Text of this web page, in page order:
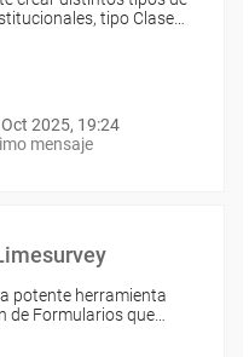
tipo Clase…
2025, 19:24
mensaje
potente herramienta
de Formularios que…